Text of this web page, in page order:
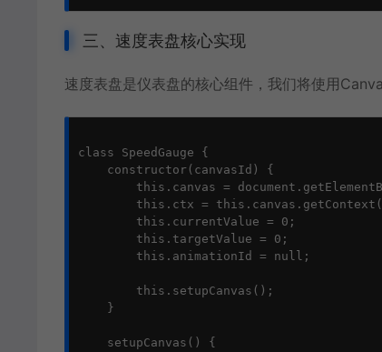
三、速度表盘核心实现
速度表盘是仪表盘的核心组件，我们将使用
class SpeedGauge {
    constructor(canvasId) {
this.canvas =
this.ctx =
        this.currentValue = 0;
        this.targetValue = 0;
        this.animationId = null;
        this.setupCanvas();
    }
    setupCanvas() {